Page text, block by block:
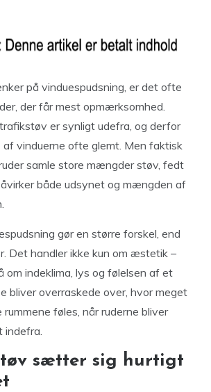
på vinduespudsning, er det ofte
der får mest opmærksomhed.
er synligt udefra, og derfor
af vinduerne ofte glemt. Men faktisk
samle store mængder støv, fedt
både udsynet og mængden af
gør en større forskel, end
Det handler ikke kun om æstetik –
om indeklima, lys og følelsen af et
bliver overraskede over, hvor meget
rummene føles, når ruderne bliver
indefra.
sætter sig hurtigt